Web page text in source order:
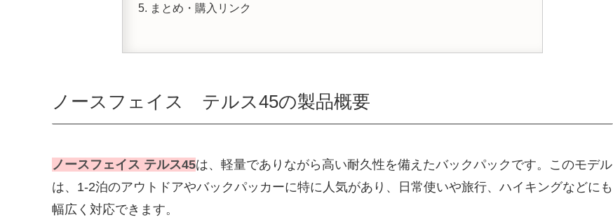
まとめ・購入リンク
ノースフェイス テルス45の製品概要
ノースフェイス テルス45は、軽量でありながら高い耐久性を備えたバックパックです。このモデル
は、1-2泊のアウトドアやバックパッカーに特に人気があり、日常使いや旅行、ハイキングなどにも
幅広く対応できます。